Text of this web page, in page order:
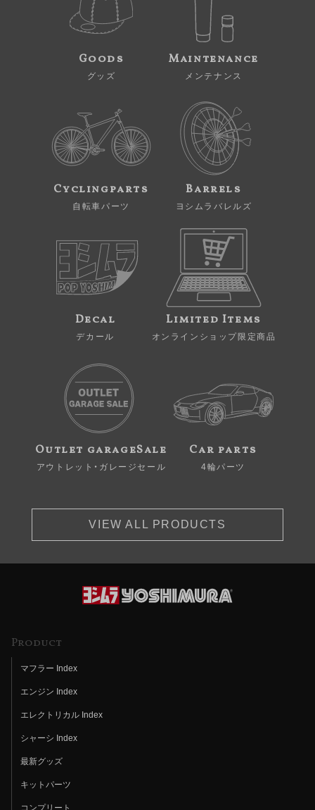
Goods
グッズ
Maintenance
メンテナンス
Cyclingparts
自転車パーツ
Barrels
ヨシムラバレルズ
Decal
デカール
Limited Items
オンラインショップ限定商品
Outlet garageSale
アウトレット・ガレージセール
Car parts
4輪パーツ
VIEW ALL PRODUCTS
Product
マフラー Index
エンジン Index
エレクトリカル Index
シャーシ Index
最新グッズ
キットパーツ
コンプリート